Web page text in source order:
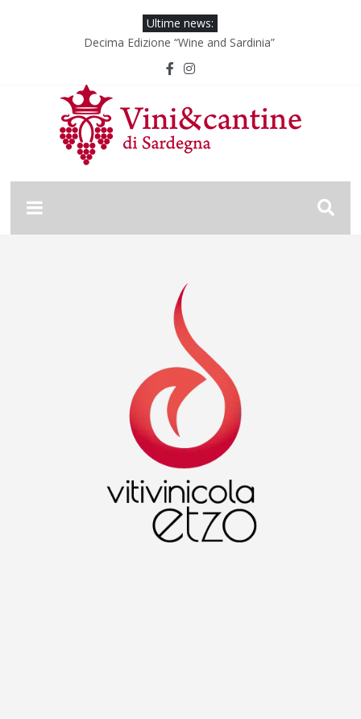
Ultime news:
Decima Edizione “Wine and Sardinia”
Wine & Sardinia – Vini Vincitori 2024
Nona Edizione “Wine and Sardinia”
Wine & Sardinia – Vini Vincitori 2025